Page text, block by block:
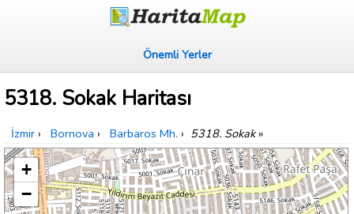
Önemli Yerler
5318. Sokak Haritası
İzmir › Bornova › Barbaros Mh. › 5318. Sokak»
+
−